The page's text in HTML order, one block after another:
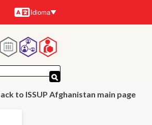
Idiomas
Idioma
to ISSUP Afghanistan main page